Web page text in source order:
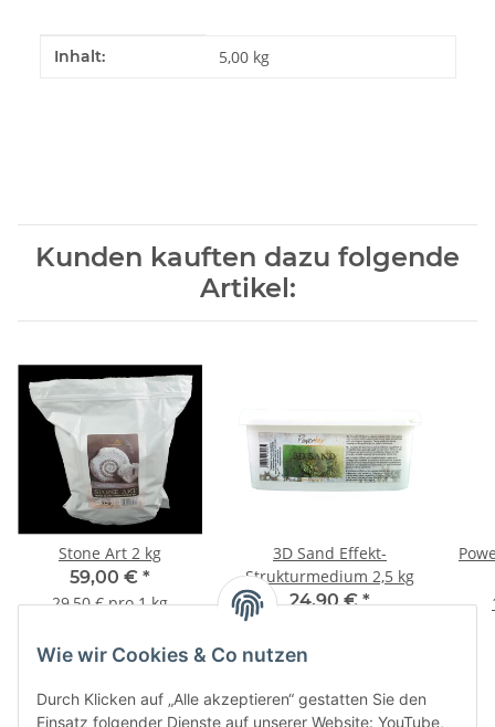
Wie wir Cookies & Co nutzen
Durch Klicken auf „Alle akzeptieren“ gestatten Sie den
Einsatz folgender Dienste auf unserer Website: YouTube,
Produkteigenschaft
Wert
Inhalt: 5,00 kg
Kunden kauften dazu folgende
Artikel:
Stone Art 2 kg
59,00 € *
29,50 € pro 1 kg
3D Sand Effekt-
Strukturmedium 2,5 kg
24,90 €*